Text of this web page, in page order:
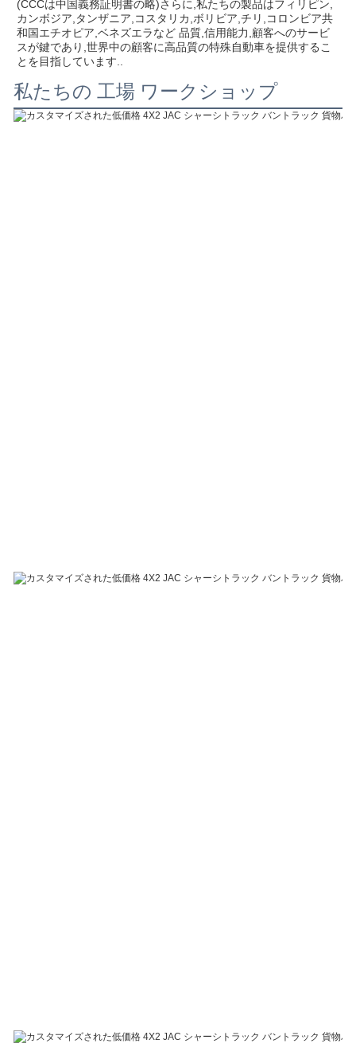
(CCCは中国義務証明書の略)さらに,私たちの製品はフィリピン,
カンボジア,タンザニア,コスタリカ,ボリビア,チリ,コロンビア共
和国エチオピア,ベネズエラなど 品質,信用能力,顧客へのサービ
スが鍵であり,世界中の顧客に高品質の特殊自動車を提供するこ
とを目指しています..
私たちの 工場 ワークショップ